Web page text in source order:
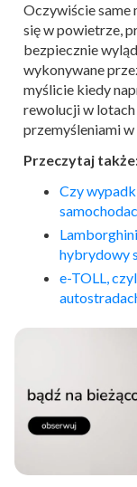
Oczywiście same
się w powietrze,
bezpiecznie
wykonywane
myślicie kiedy
rewolucji w
przemyśleniami
Przeczytaj
Czy
hybrydowy
e-TOLL,